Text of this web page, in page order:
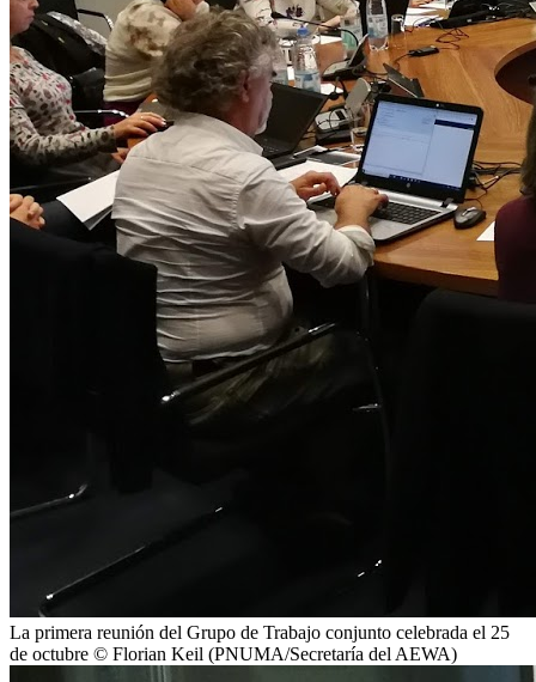
La primera reunión del Grupo de Trabajo conjunto celebrada el 25
de octubre © Florian Keil (PNUMA/Secretaría del AEWA)